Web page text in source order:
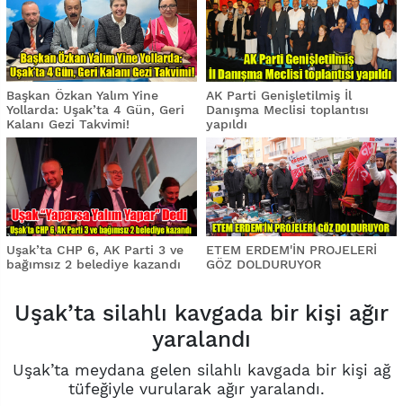
Başkan Özkan Yalım Yine
Yollarda: Uşak’ta 4 Gün, Geri
Kalanı Gezi Takvimi!
AK Parti Genişletilmiş İl
Danışma Meclisi toplantısı
yapıldı
Uşak’ta CHP 6, AK Parti 3 ve
bağımsız 2 belediye kazandı
ETEM ERDEM'İN PROJELERİ
GÖZ DOLDURUYOR
Uşak’ta silahlı kavgada bir kişi ağır
yaralandı
Uşak’ta meydana gelen silahlı kavgada bir kişi ağ
tüfeğiyle vurularak ağır yaralandı.